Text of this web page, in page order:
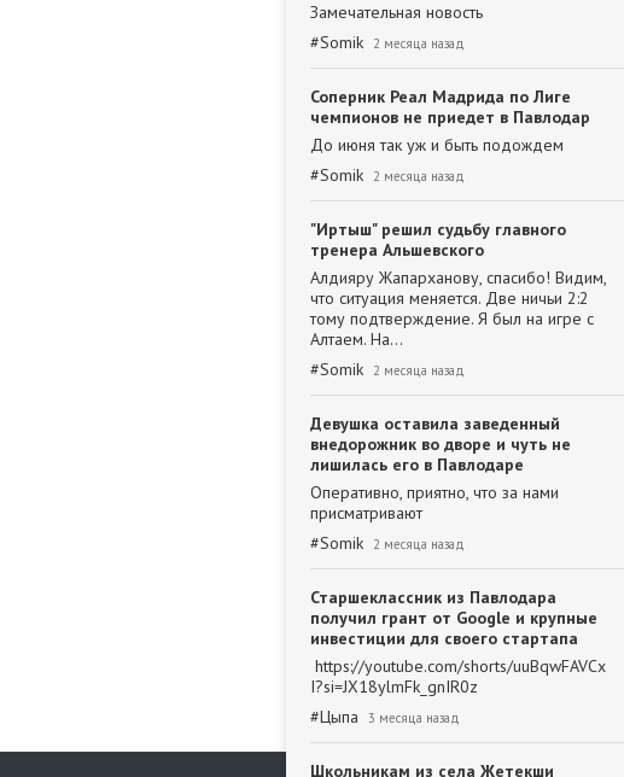
Замечательная новость
#Somik 2 месяца назад
Соперник Реал Мадрида по Лиге
чемпионов не приедет в Павлодар
До июня так уж и быть подождем
#Somik 2 месяца назад
"Иртыш" решил судьбу главного
тренера Альшевского
Алдияру Жапарханову, спасибо! Видим,
что ситуация меняется. Две ничьи 2:2
тому подтверждение. Я был на игре с
Алтаем. На…
#Somik 2 месяца назад
Девушка оставила заведенный
внедорожник во дворе и чуть не
лишилась его в Павлодаре
Оперативно, приятно, что за нами
присматривают
#Somik 2 месяца назад
Старшеклассник из Павлодара
получил грант от Google и крупные
инвестиции для своего стартапа
https://youtube.com/shorts/uuBqwFAVCx
I?si=JX18ylmFk_gnIR0z
#Цыпа 3 месяца назад
Школьникам из села Жетекши